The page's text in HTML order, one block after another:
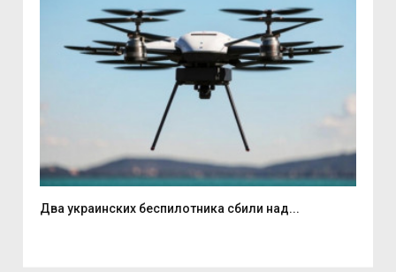
Два украинских беспилотника сбили над...